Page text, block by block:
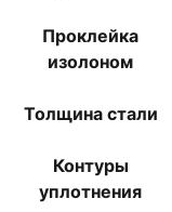
Проклейка
изолоном
Толщина стали
Контуры
уплотнения